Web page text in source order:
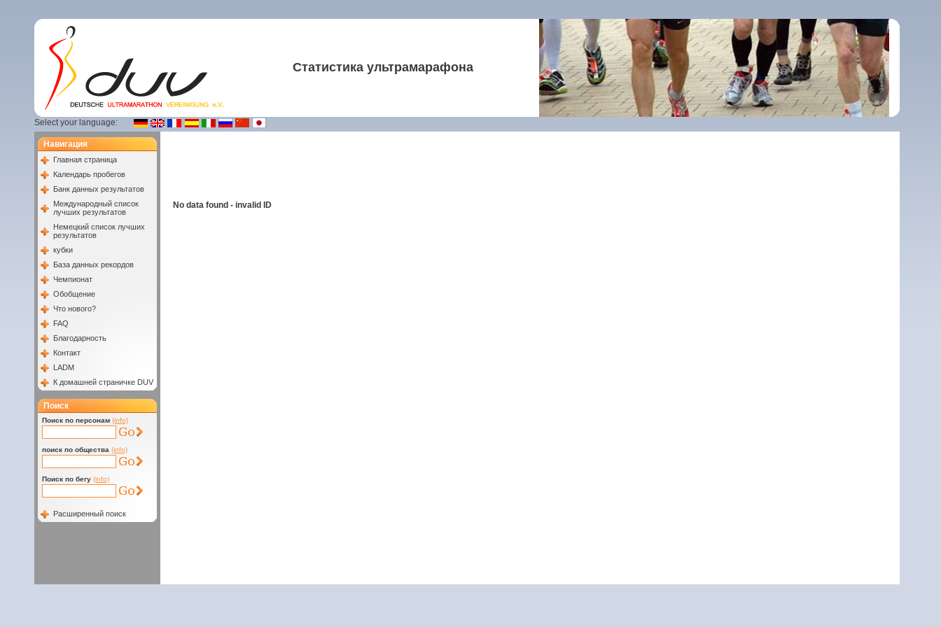
Статистика ультрамарафона
Select your language:
Навигация
Главная страница
Календарь пробегов
Банк данных результатов
Международный список
лучших результатов
Немецкий список лучших
результатов
кубки
База данных рекордов
Чемпионат
Обобщение
Что нового?
FAQ
Благодарность
Контакт
LADM
К домашней страничке DUV
Поиск
Поиск по персонам (info)
поиск по общества (info)
Поиск по бегу (info)
Расширенный поиск
No data found - invalid ID